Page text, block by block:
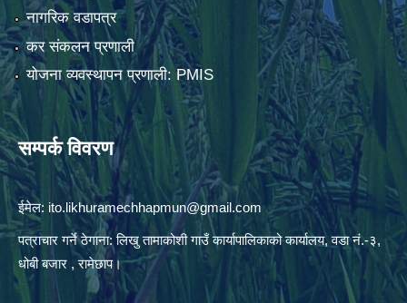
नागरिक वडापत्र
कर संकलन प्रणाली
योजना व्यवस्थापन प्रणाली: PMIS
सम्पर्क विवरण
ईमेल: ito.likhuramechhapmun@gmail.com
पत्राचार गर्ने ठेगाना: लिखु तामाकोशी गाउँ कार्यापालिकाको कार्यालय, वडा नं.-३,
धोबी बजार , रामेछाप।